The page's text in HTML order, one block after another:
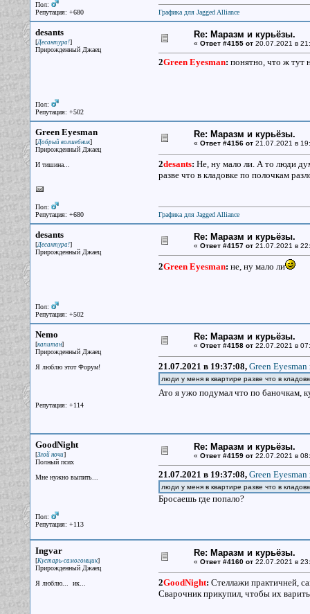
Пол:
Репутация: +680
Графика для Jagged Alliance
desants
[Десантура!]
Прирожденный Джаец
Пол:
Репутация: +502
Re: Маразм и курьёзы.
« Ответ #4155 от20.07.2021 в
2Green Eyesman: понятно, что ж тут
Green Eyesman
[Добрый волшебник]
Прирожденный Джаец
И тишина...
Пол:
Репутация: +680
Re: Маразм и курьёзы.
« Ответ #4156 от21.07.2021 в
2desants: Не, ну мало ли. А то люди
разве что в кладовке по полочкам
Графика для Jagged Alliance
desants
[Десантура!]
Прирожденный Джаец
Пол:
Репутация: +502
Re: Маразм и курьёзы.
« Ответ #4157 от21.07.2021 в
2Green Eyesman: не, ну мало ли
Nemo
[капитан]
Прирожденный Джаец
Я люблю этот Форум!
Репутация: +114
Re: Маразм и курьёзы.
« Ответ #4158 от22.07.2021 в
21.07.2021 в 19:37:08, Green Eyesman
люди у меня в квартире разве что в
Ато я ужо подумал что по баночкам,
GoodNight
[Злой ночи]
Полный псих
Мне нужно выпить...
Пол:
Репутация: +113
Re: Маразм и курьёзы.
« Ответ #4159 от22.07.2021 в
21.07.2021 в 19:37:08, Green Eyesman
люди у меня в квартире разве что в
Бросаешь где попало?
Ingvar
[Кустарь-самогонщик]
Прирожденный Джаец
Я люблю... ик...
Re: Маразм и курьёзы.
« Ответ #4160 от22.07.2021 в
2GoodNight: Стеллажи практичней,
Сварочник прикупил, чтобы их